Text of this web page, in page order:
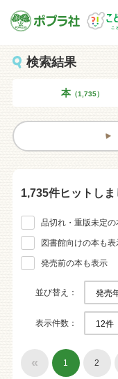
検索結果
本 （1,735）
1,735件ヒットしま
品切れ・重版未定の
図書館向けの本も表
発売前の本も表示
並び替え
表示件数
« 1 2